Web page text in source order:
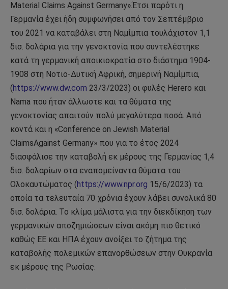
Material Claims Against Germany».Έτσι παρότι η
Γερμανία έχει ήδη συμφωνήσει από τον Σεπτέμβριο
του 2021 να καταβάλει στη Ναμίμπια τουλάχιστον 1,1
δισ. δολάρια για την γενοκτονία που συντελέστηκε
κατά τη γερμανική αποικιοκρατία στο διάστημα 1904-
1908 στη Νοτιο-Δυτική Αφρική, σημερινή Ναμίμπια,
(https://www.dw.com 23/3/2023) οι φυλές Herero και
Nama που ήταν άλλωστε και τα θύματα της
γενοκτονίας απαιτούν πολύ μεγαλύτερα ποσά. Από
κοντά και η «Conference on Jewish Material
ClaimsAgainst Germany» που για το έτος 2024
διασφάλισε την καταβολή εκ μέρους της Γερμανίας 1,4
δισ. δολαρίων στα εναπομείναντα θύματα του
Ολοκαυτώματος (https://www.npr.org 15/6/2023) τα
οποία τα τελευταία 70 χρόνια έχουν λάβει συνολικά 80
δισ. δολάρια. Το κλίμα μάλιστα για την διεκδίκηση των
γερμανικών αποζημιώσεων είναι ακόμη πιο θετικό
καθώς ΕΕ και ΗΠΑ έχουν ανοίξει το ζήτημα της
καταβολής πολεμικών επανορθώσεων στην Ουκρανία
εκ μέρους της Ρωσίας.